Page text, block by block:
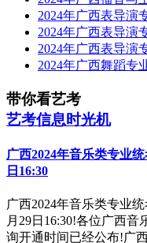
2024年广西表导演
2024年广西表导演
2024年广西表导演
2024年广西舞蹈专
带你看艺考
艺考信息时光机
广西2024年音乐类专业
日16:30
广西2024年音乐类专业
月29日16:30!各位广西
询开通时间已经公布!广